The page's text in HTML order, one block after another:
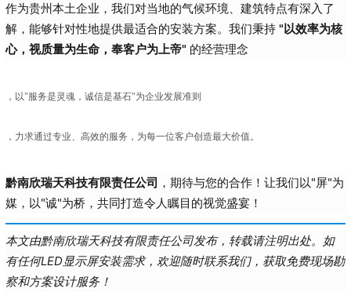
作为贵州本土企业，我们对当地的气候环境、建筑特点有深入了
解，能够针对性地提供最适合的安装方案。我们秉持 "以效率为核
心，视质量为生命，奉客户为上帝" 的经营理念
，以"服务是灵魂，诚信是基石"为企业发展准则
，力求通过专业、高效的服务，为每一位客户创造最大价值。
黔南欣瑞天科技有限责任公司 ，期待与您的合作！让我们以"屏"为
媒，以"诚"为桥，共同打造令人瞩目的视觉盛宴！
本文由黔南欣瑞天科技有限责任公司发布，转载请注明出处。如
有任何LED显示屏安装需求，欢迎随时联系我们，获取免费现场勘
察和方案设计服务！